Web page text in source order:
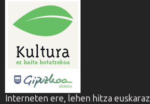
Interneten ere, lehen hitza euskaraz